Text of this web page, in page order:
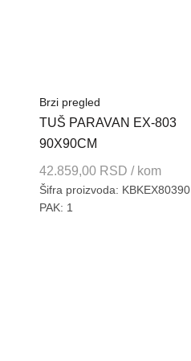
Brzi pregled
TUŠ PARAVAN EX-803
90X90CM
42.859,00 RSD / kom
Šifra proizvoda: KBKEX80390
PAK: 1